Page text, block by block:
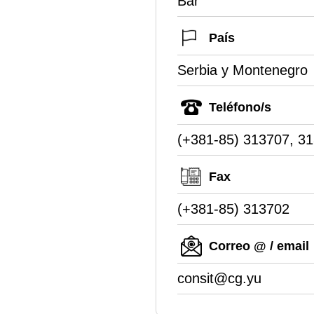
País
Serbia y Montenegro
Teléfono/s
(+381-85) 313707,
Fax
(+381-85) 313702
Correo @ / email
consit@cg.yu